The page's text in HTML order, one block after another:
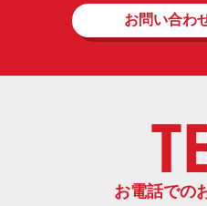
お問い合わ
お電話での